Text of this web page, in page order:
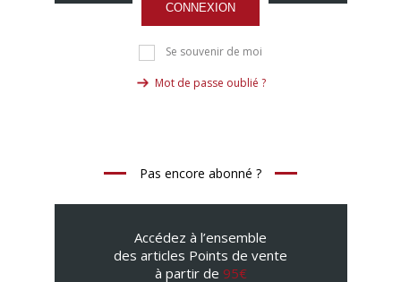
CONNEXION
Se souvenir de moi
Mot de passe oublié ?
Pas encore abonné ?
Accédez à l’ensemble
des articles Points de vente
à partir de 95€